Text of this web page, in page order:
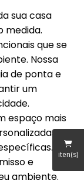
iten(s)
sua casa
medida.
que se
Nossa
de ponta e
um
espaço mais
e
ambiente.